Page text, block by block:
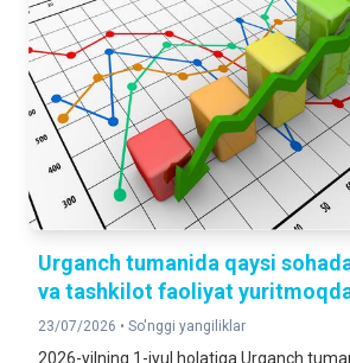
Urganch tumanida qaysi
va tashkilot faoliyat
23/07/2026 • So'nggi yangiliklar
2026-yilning 1-iyul holatiga Urganch